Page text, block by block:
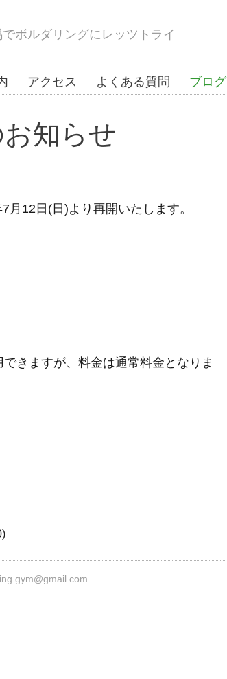
ボルダリングにレッツトライ
アクセス よくある質問 ブログ
知らせ
12日(日)より再開いたします。
きますが、料金は通常料金となりま